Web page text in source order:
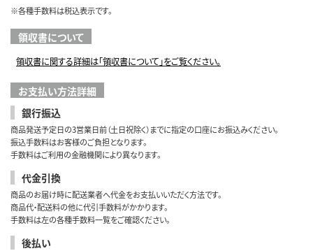
※各種手数料は税込表示です。
領収書について
領収書に関する詳細は「領収書について」をご覧ください。
お支払い方法詳細
銀行振込
商品発送予定日の3営業日前（土日祝除く）までに指定の口座にお振込みください。
振込手数料はお客様のご負担となります。
手数料はご利用の金融機関により異なります。
代金引換
商品のお届け時に配送業者へ代金をお支払いいただく方法です。
商品代・配送料の他に代引手数料がかかります。
手数料は左の各種手数料一覧をご確認ください。
後払い